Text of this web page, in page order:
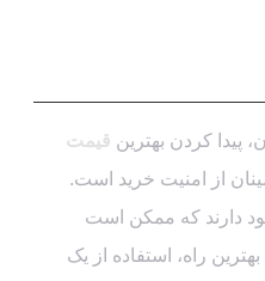
پیدا کردن بهترین قیمت
از امنیت خرید است.
دارند که ممکن است
راه، استفاده از یک